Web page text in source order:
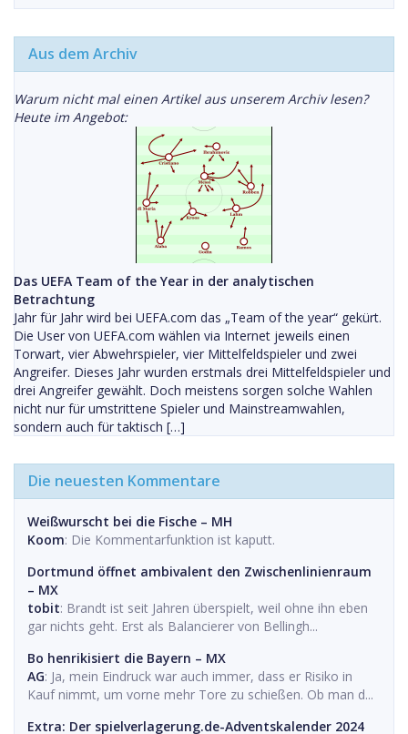
Aus dem Archiv
Warum nicht mal einen Artikel aus unserem Archiv lesen?
Heute im Angebot:
Das UEFA Team of the Year in der analytischen
Betrachtung
Jahr für Jahr wird bei UEFA.com das „Team of the year“ gekürt.
Die User von UEFA.com wählen via Internet jeweils einen
Torwart, vier Abwehrspieler, vier Mittelfeldspieler und zwei
Angreifer. Dieses Jahr wurden erstmals drei Mittelfeldspieler und
drei Angreifer gewählt. Doch meistens sorgen solche Wahlen
nicht nur für umstrittene Spieler und Mainstreamwahlen,
sondern auch für taktisch […]
Die neuesten Kommentare
Weißwurscht bei die Fische – MH
Koom: Die Kommentarfunktion ist kaputt.
Dortmund öffnet ambivalent den Zwischenlinienraum
– MX
tobit: Brandt ist seit Jahren überspielt, weil ohne ihn eben
gar nichts geht. Erst als Balancierer von Bellingh...
Bo henrikisiert die Bayern – MX
AG: Ja, mein Eindruck war auch immer, dass er Risiko in
Kauf nimmt, um vorne mehr Tore zu schießen. Ob man d...
Extra: Der spielverlagerung.de-Adventskalender 2024